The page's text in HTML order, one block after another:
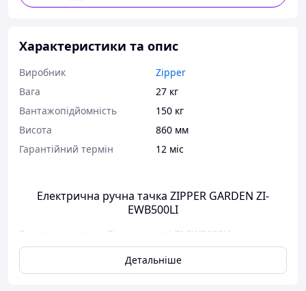
Характеристики та опис
Виробник
Zipper
Вага
27 кг
Вантажопідйомність
150 кг
Висота
860 мм
Гарантійний термін
12 міс
Електрична ручна тачка ZIPPER GARDEN ZI-
EWB500LI
Електрична тачка Zipper моделі ZI-EWB500LI — це
ідеальне обладнання для перевезення всіх видів
сміття, сипких матеріалів і т. д. по дому, у дворі, у саду,
на будівництві або на фермі.
Детальніше